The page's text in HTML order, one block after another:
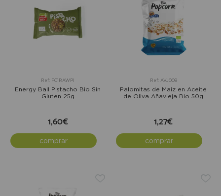
Ref: FC1RAWPI
Energy Ball Pistacho Bio Sin
Gluten 25g
1,60€
comprar
Ref: AVJ009
Palomitas de Maiz en Aceite
de Oliva Añavieja Bio 50g
1,27€
comprar